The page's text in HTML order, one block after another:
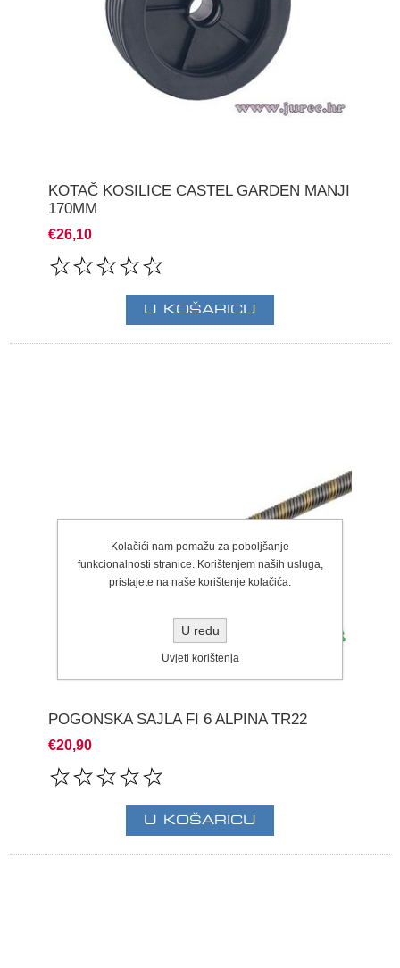
KOTAČ KOSILICE CASTEL GARDEN MANJI
170MM
€26,10
POGONSKA SAJLA FI 6 ALPINA TR22
€20,90
Kolačići nam pomažu za poboljšanje
funkcionalnosti stranice. Korištenjem naših usluga,
pristajete na naše korištenje kolačića.
U redu
Uvjeti korištenja